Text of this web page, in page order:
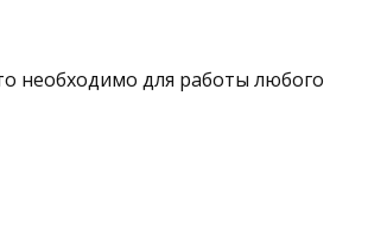
необходимо для работы любого